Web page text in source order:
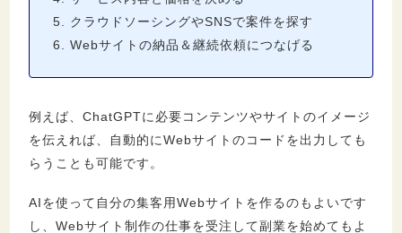
クラウドソーシングやSNSで案件を探す
Webサイトの納品＆継続依頼につなげる
例えば、ChatGPTに必要コンテンツやサイトのイメージ
を伝えれば、自動的にWebサイトのコードを出力しても
らうことも可能です。
AIを使って自分の集客用Webサイトを作るのもよいです
し、Webサイト制作の仕事を受注して副業を始めてもよ